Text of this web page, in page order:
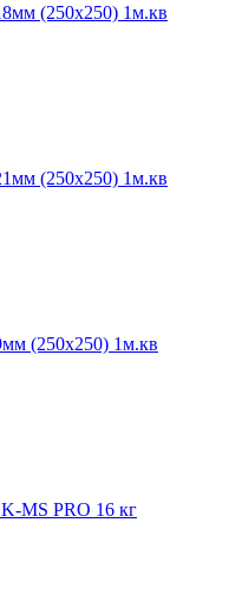
(250х250) 1м.кв
(250х250) 1м.кв
(250х250) 1м.кв
MS PRO 16 кг